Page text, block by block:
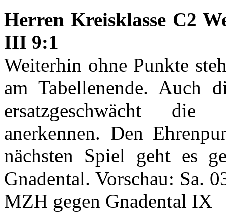
Herren Kreisklasse C2
III 9:1
Weiterhin ohne Punkte
am Tabellenende. Auch
ersatzgeschwächt die
anerkennen. Den
nächsten Spiel geht es
Gnadental. Vorschau: Sa.
MZH gegen Gnadental IX